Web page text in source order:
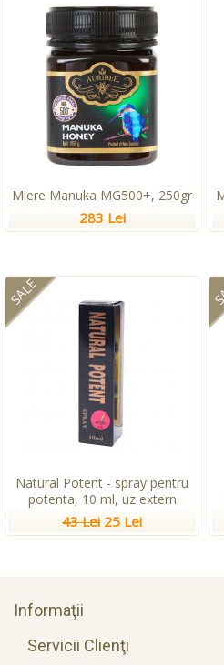
Miere Manuka MG500+, 250gr
283 Lei
SALE
Natural Potent - spray pentru
potenta, 10 ml, uz extern
43 Lei 25 Lei
Informaţii
Servicii Clienţi